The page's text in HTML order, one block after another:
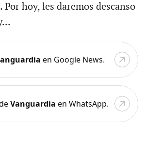
Por hoy, les daremos descanso
en Google News.
Vanguardia en WhatsApp.